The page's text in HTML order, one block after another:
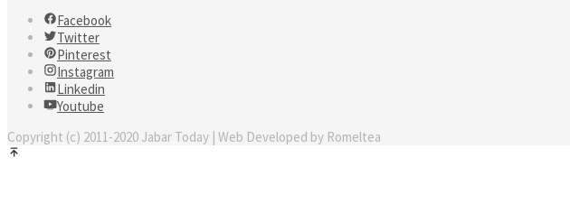
Facebook
Twitter
Pinterest
Instagram
Linkedin
Youtube
Copyright (c) 2011-2020 Jabar Today | Web Developed by Romeltea